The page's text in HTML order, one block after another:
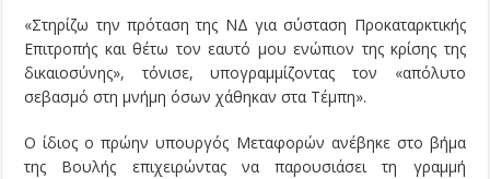
«Στηρίζω την πρόταση της ΝΔ για σύσταση Προκαταρκτικής
Επιτροπής και θέτω τον εαυτό μου ενώπιον της κρίσης της
δικαιοσύνης», τόνισε, υπογραμμίζοντας τον «απόλυτο
σεβασμό στη μνήμη όσων χάθηκαν στα Τέμπη».
Ο ίδιος ο πρώην υπουργός Μεταφορών ανέβηκε στο βήμα
της Βουλής επιχειρώντας να παρουσιάσει τη γραμμή